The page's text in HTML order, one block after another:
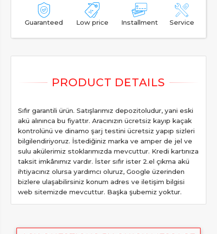
Guaranteed Low price Installment Service
Sıfır garantili ürün. Satışlarımız depozitoludur, yani eski
akü alınınca bu fiyattır. Aracınızın ücretsiz kayıp kaçak
kontrolünü ve dinamo şarj testini ücretsiz yapıp sizleri
bilgilendiriyoruz. İstediğiniz marka ve amper de jel ve
sulu akülerimiz stoklarımızda mevcuttur. Kredi kartınıza
taksit imkânımız vardır. İster sıfır ister 2.el çıkma akü
ihtiyacınız olursa yardımcı oluruz, Google üzerinden
bizlere ulaşabilirsiniz konum adres ve iletişim bilgisi
web sitemizde mevcuttur. Başka şubemiz yoktur.